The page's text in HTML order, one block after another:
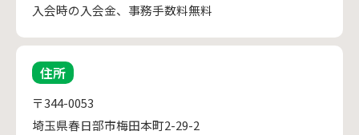
入会時の入会金、事務手数料無料
住所
〒344-0053
埼玉県春日部市梅田本町2-29-2